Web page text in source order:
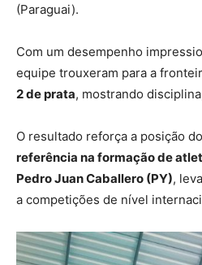
(Paraguai).
Com um desempenho
equipe trouxeram para a
2 de prata, mostrando
O resultado reforça a posição do
referência na formação de
Pedro Juan Caballero (PY),
a competições de nível